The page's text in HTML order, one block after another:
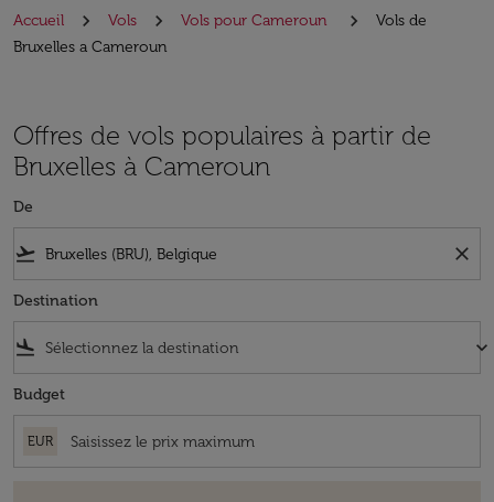
Accueil Vols Vols pour Cameroun
Vols de
Bruxelles a Cameroun
Offres de vols populaires à partir de
Bruxelles à Cameroun
De
flight_takeoff close
Destination
flight_land keyboard_arrow_down
Budget
EUR